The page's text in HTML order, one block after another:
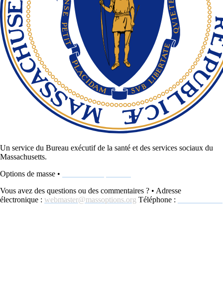
Un service du Bureau exécutif de la santé et des services sociaux du
Massachusetts.
Options de masse •
Vous avez des questions ou des commentaires ? • Adresse
électronique : webmaster@massoptions.org Téléphone :